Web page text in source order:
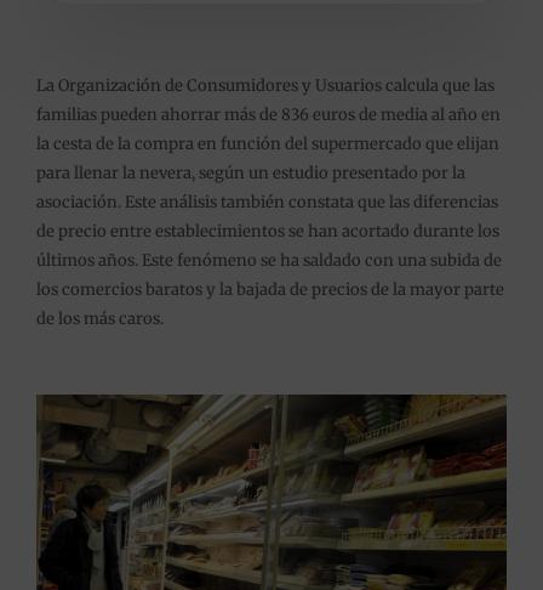
La Organización de Consumidores y Usuarios calcula que las
familias pueden ahorrar más de 836 euros de media al año en
la cesta de la compra en función del supermercado que elijan
para llenar la nevera, según un estudio presentado por la
asociación. Este análisis también constata que las diferencias
de precio entre establecimientos se han acortado durante los
últimos años. Este fenómeno se ha saldado con una subida de
los comercios baratos y la bajada de precios de la mayor parte
de los más caros.